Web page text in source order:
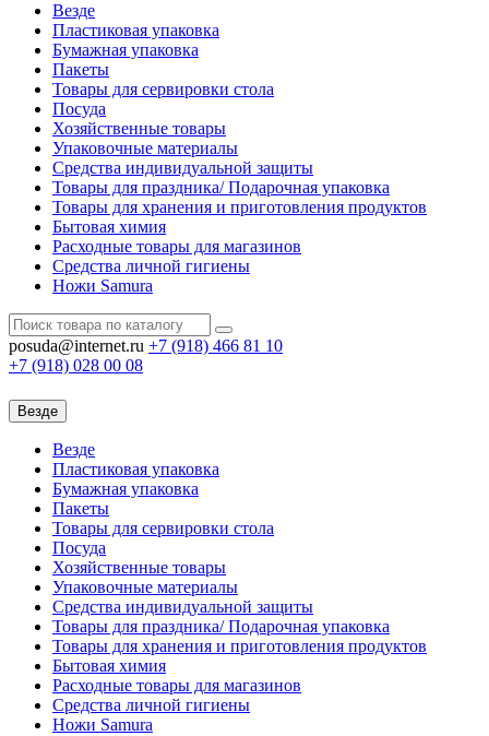
Везде
Пластиковая упаковка
Бумажная упаковка
Пакеты
Товары для сервировки стола
Посуда
Хозяйственные товары
Упаковочные материалы
Средства индивидуальной защиты
Товары для праздника/ Подарочная упаковка
Товары для хранения и приготовления продуктов
Бытовая химия
Расходные товары для магазинов
Средства личной гигиены
Ножи Samura
posuda@internet.ru +7 (918) 466 81 10
+7 (918) 028 00 08
Везде
Везде
Пластиковая упаковка
Бумажная упаковка
Пакеты
Товары для сервировки стола
Посуда
Хозяйственные товары
Упаковочные материалы
Средства индивидуальной защиты
Товары для праздника/ Подарочная упаковка
Товары для хранения и приготовления продуктов
Бытовая химия
Расходные товары для магазинов
Средства личной гигиены
Ножи Samura